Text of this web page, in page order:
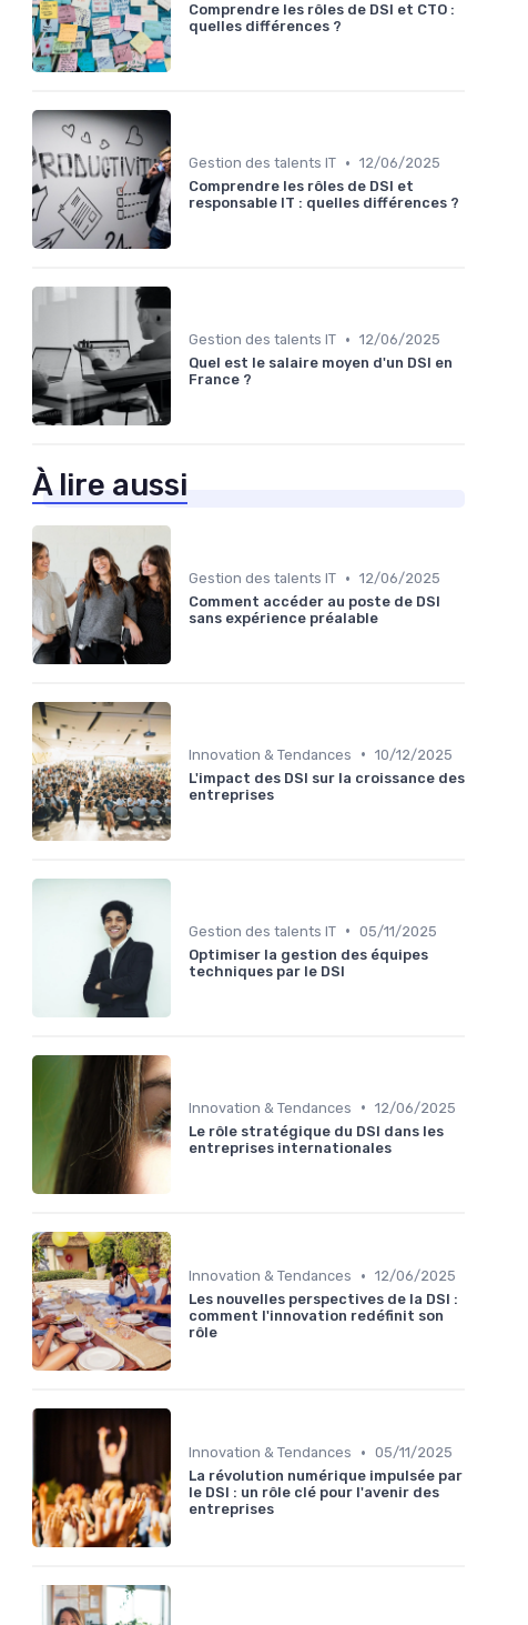
Comprendre les rôles de DSI et CTO :
quelles différences ?
Gestion des talents IT • 12/06/2025
Comprendre les rôles de DSI et
responsable IT : quelles différences ?
Gestion des talents IT • 12/06/2025
Quel est le salaire moyen d'un DSI en
France ?
À lire aussi
Gestion des talents IT • 12/06/2025
Comment accéder au poste de DSI
sans expérience préalable
Innovation & Tendances • 10/12/2025
L'impact des DSI sur la croissance des
entreprises
Gestion des talents IT • 05/11/2025
Optimiser la gestion des équipes
techniques par le DSI
Innovation & Tendances • 12/06/2025
Le rôle stratégique du DSI dans les
entreprises internationales
Innovation & Tendances • 12/06/2025
Les nouvelles perspectives de la DSI :
comment l'innovation redéfinit son
rôle
Innovation & Tendances • 05/11/2025
La révolution numérique impulsée par
le DSI : un rôle clé pour l'avenir des
entreprises